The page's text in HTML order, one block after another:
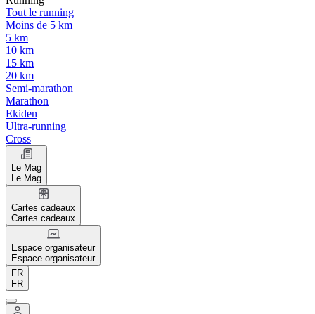
Tout le running
Moins de 5 km
5 km
10 km
15 km
20 km
Semi-marathon
Marathon
Ekiden
Ultra-running
Cross
Le Mag
Le Mag
Cartes cadeaux
Cartes cadeaux
Espace organisateur
Espace organisateur
FR
FR